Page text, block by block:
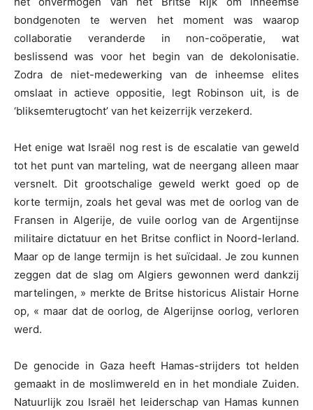
bondgenoten te werven het moment was waarop
collaboratie veranderde in non-coöperatie, wat
beslissend was voor het begin van de dekolonisatie.
Zodra de niet-medewerking van de inheemse elites
omslaat in actieve oppositie, legt Robinson uit, is de
‘bliksemterugtocht’ van het keizerrijk verzekerd.
Het enige wat Israël nog rest is de escalatie van geweld
tot het punt van marteling, wat de neergang alleen maar
versnelt. Dit grootschalige geweld werkt goed op de
korte termijn, zoals het geval was met de oorlog van de
Fransen in Algerije, de vuile oorlog van de Argentijnse
militaire dictatuur en het Britse conflict in Noord-Ierland.
Maar op de lange termijn is het suïcidaal. Je zou kunnen
zeggen dat de slag om Algiers gewonnen werd dankzij
martelingen, » merkte de Britse historicus Alistair Horne
op, « maar dat de oorlog, de Algerijnse oorlog, verloren
werd.
De genocide in Gaza heeft Hamas-strijders tot helden
gemaakt in de moslimwereld en in het mondiale Zuiden.
Natuurlijk zou Israël het leiderschap van Hamas kunnen